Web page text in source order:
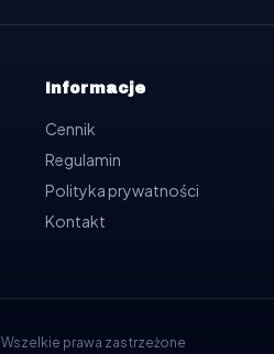
Informacje
Cennik
Regulamin
Polityka prywatności
Kontakt
Wszelkie prawa zastrzeżone